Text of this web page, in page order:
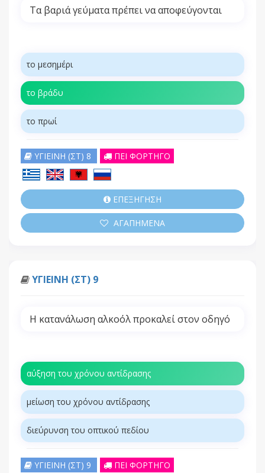
Τα βαριά γεύματα πρέπει να αποφεύγονται
το μεσημέρι
το βράδυ
το πρωί
ΥΓΙΕΙΝΗ (ΣΤ) 8 ΠΕΙ ΦΟΡΤΗΓΟ
ΕΠΕΞΗΓΗΣΗ
ΑΓΑΠΗΜΕΝΑ
ΥΓΙΕΙΝΗ (ΣΤ) 9
Η κατανάλωση αλκοόλ προκαλεί στον οδηγό
αύξηση του χρόνου αντίδρασης
μείωση του χρόνου αντίδρασης
διεύρυνση του οπτικού πεδίου
ΥΓΙΕΙΝΗ (ΣΤ) 9 ΠΕΙ ΦΟΡΤΗΓΟ